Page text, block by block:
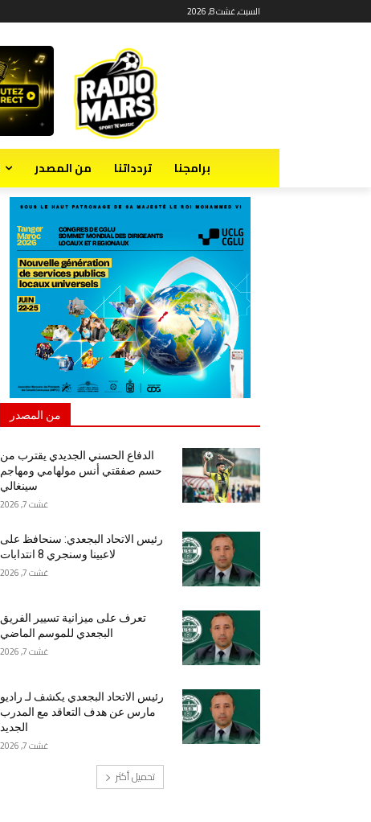
السبت, غشت 8, 2026
برامجنا تردداتنا من المصدر
من المصدر
الدفاع الحسني الجديدي يقترب من
حسم صفقتي أنس مولهامي ومهاجم
سينغالي
غشت 7, 2026
رئيس الاتحاد البجعدي: سنحافظ على
لاعبينا وسنجري 8 انتدابات
غشت 7, 2026
تعرف على ميزانية تسيير الفريق
البجعدي للموسم الماضي
غشت 7, 2026
رئيس الاتحاد البجعدي يكشف لـ راديو
مارس عن هدف التعاقد مع المدرب
الجديد
غشت 7, 2026
تحميل أكثر